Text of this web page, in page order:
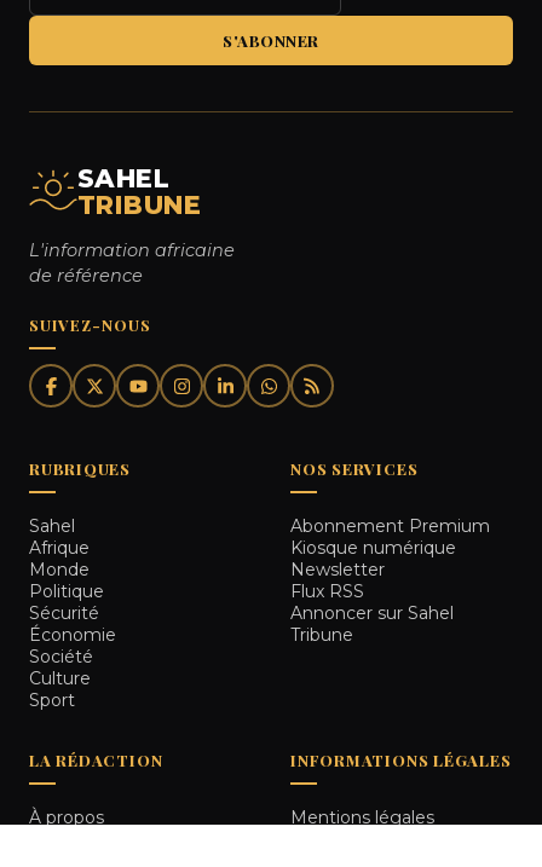
S'ABONNER
SAHEL
TRIBUNE
L'information africaine
de référence
SUIVEZ-NOUS
RUBRIQUES
Sahel
Afrique
Monde
Politique
Sécurité
Économie
Société
Culture
Sport
NOS SERVICES
Abonnement Premium
Kiosque numérique
Newsletter
Flux RSS
Annoncer sur Sahel
Tribune
LA RÉDACTION
À propos
INFORMATIONS LÉGALES
Mentions légales